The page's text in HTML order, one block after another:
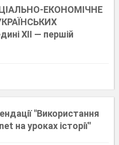
ЕКОНОМІЧНЕ
XII — першій
"Використання
на уроках історії"